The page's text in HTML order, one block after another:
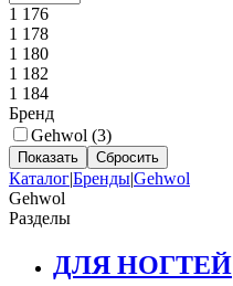
1 176
1 178
1 180
1 182
1 184
Бренд
Gehwol (3)
Каталог|Бренды|Gehwol
Gehwol
Разделы
ДЛЯ НОГТЕЙ